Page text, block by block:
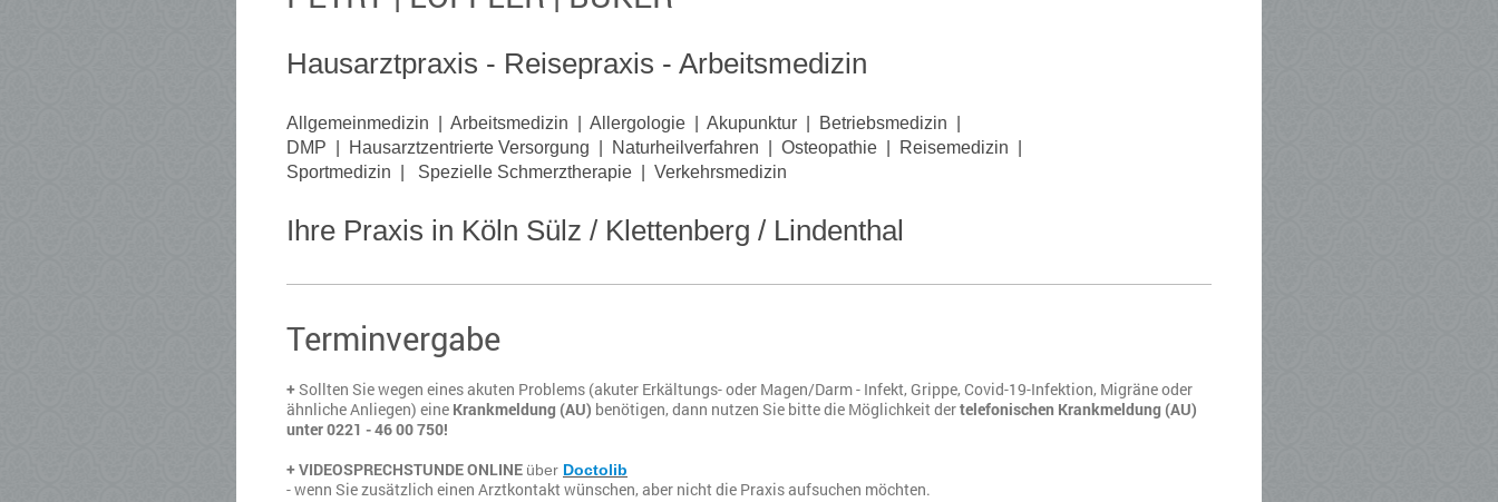
Hausarztpraxis - Reisepraxis - Arbeitsmedizin
Allgemeinmedizin | Arbeitsmedizin | Allergologie | Akupunktur | Betriebsmedizin |
DMP | Hausarztzentrierte Versorgung | Naturheilverfahren | Osteopathie | Reisemedizin |
Sportmedizin | Spezielle Schmerztherapie | Verkehrsmedizin
Ihre Praxis in Köln Sülz / Klettenberg / Lindenthal
Terminvergabe
+Sollten Sie wegen eines akuten Problems (akuter Erkältungs- oder Magen/Darm - Infekt, Grippe, Covid-19-Infektion, Migräne oder
ähnliche Anliegen) eine Krankmeldung (AU) benötigen, dann nutzen Sie bitte die Möglichkeit dertelefonischen Krankmeldung (AU)
unter0221 - 46 00 750!
+ VIDEOSPRECHSTUNDE ONLINE über Doctolib
- wenn Sie zusätzlich einen Arztkontakt wünschen, aber nicht die Praxis aufsuchen möchten.